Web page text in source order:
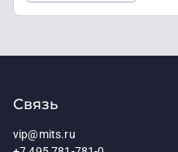
Связь
vip@mits.ru